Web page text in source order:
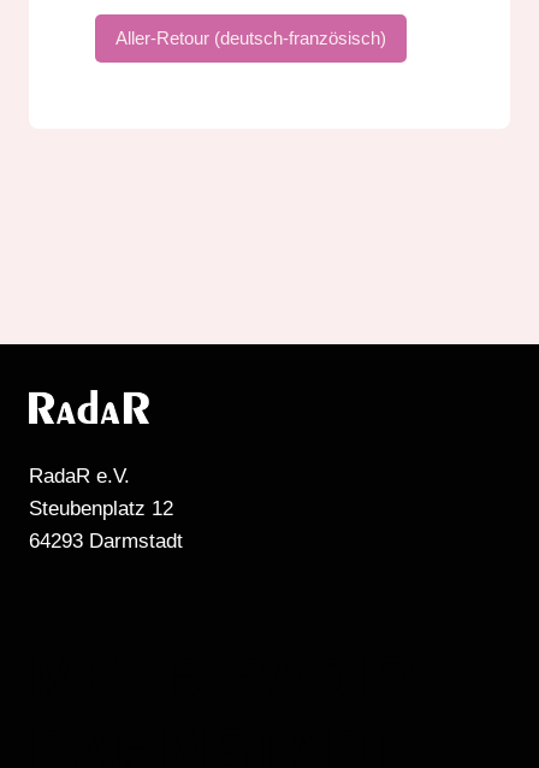
Aller-Retour (deutsch-französisch)
RadaR e.V.
Steubenplatz 12
64293 Darmstadt